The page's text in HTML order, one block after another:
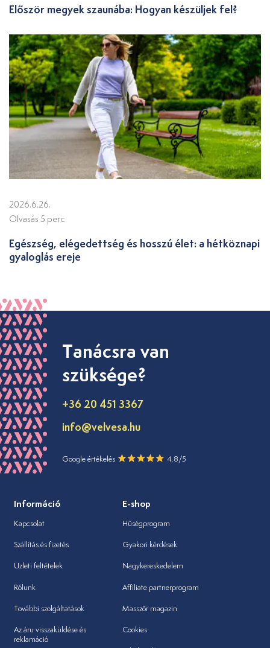
Először megyek szaunába: Hogyan készüljek fel?
2026.6.26.
Olvasás 5 perc
Egészség, elégedettség és hosszú élet: a hétköznapi
gyaloglás ereje
Tanácsra van
szüksége?
+36 20 451 3367
info@velvesa.hu
Google értékelés 4.8/5
Információ
Kapcsolat
Szállítás és fizetés
Üzleti feltételek
Rólunk
További szolgáltatások
Az áru visszaküldése és
reklamáció
E-shop
Hűségprogram
Gyakori kérdések
Nagykereskedelem
Affiliate partnerprogram
Masszőr magazin
Cookies